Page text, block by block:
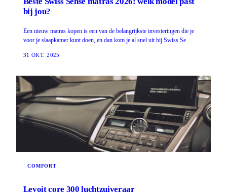
bij jou?
Een nieuw matras kopen is een van de belangrijkste investeringen die je
voor je slaapkamer kunt doen, en dan kom je al snel uit bij Swiss Se
31 OKT. 2025
COMFORT
Levoit core 300 luchtzuiveraar